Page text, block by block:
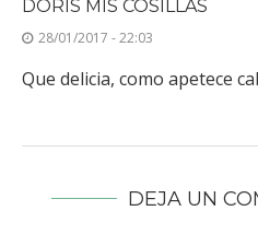
DORIS MIS COSILLAS
28/01/2017 - 22:03
Que delicia, como apetece
DEJA UN